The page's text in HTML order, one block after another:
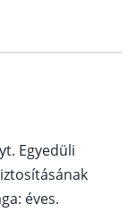
Egyedüli
éves.